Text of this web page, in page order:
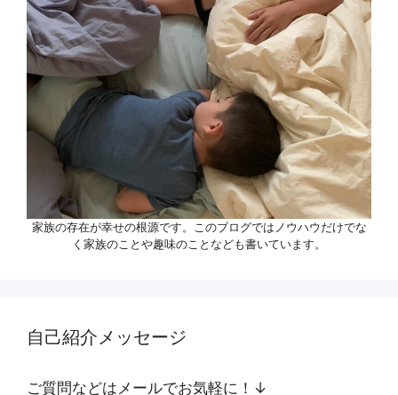
家族の存在が幸せの根源です。このブログではノウハウだけでな
く家族のことや趣味のことなども書いています。
自己紹介メッセージ
ご質問などはメールでお気軽に！↓